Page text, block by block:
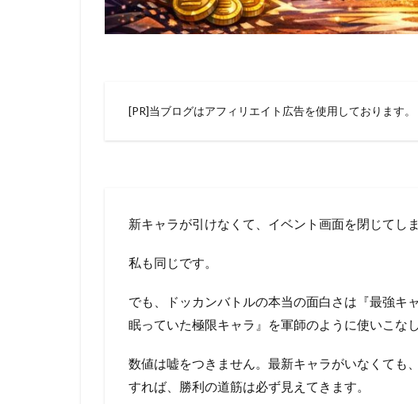
[PR]当ブログはアフィリエイト広告を使用しております。
新キャラが引けなくて、イベント画面を閉じてし
私も同じです。
でも、ドッカンバトルの本当の面白さは『最強キ
眠っていた極限キャラ』を軍師のように使いこな
数値は嘘をつきません。最新キャラがいなくても
すれば、勝利の道筋は必ず見えてきます。